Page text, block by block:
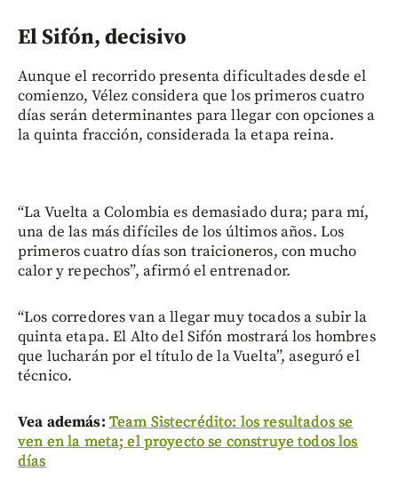
El Sifón, decisivo
Aunque el recorrido presenta dificultades desde el
comienzo, Vélez considera que los primeros cuatro
días serán determinantes para llegar con opciones a
la quinta fracción, considerada la etapa reina.
“La Vuelta a Colombia es demasiado dura; para mí,
una de las más difíciles de los últimos años. Los
primeros cuatro días son traicioneros, con mucho
calor y repechos”, afirmó el entrenador.
“Los corredores van a llegar muy tocados a subir la
quinta etapa. El Alto del Sifón mostrará los hombres
que lucharán por el título de la Vuelta”, aseguró el
técnico.
Vea además: Team Sistecrédito: los resultados se
ven en la meta; el proyecto se construye todos los
días